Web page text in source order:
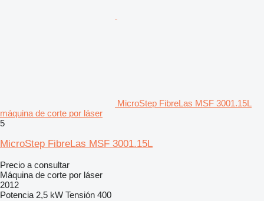
MicroStep FibreLas MSF 3001.15L
máquina de corte por láser
5
MicroStep FibreLas MSF 3001.15L
Precio a consultar
Máquina de corte por láser
2012
Potencia 2,5 kW Tensión 400